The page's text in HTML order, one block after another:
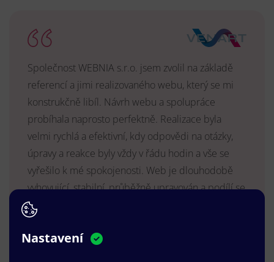
Společnost WEBNIA s.r.o. jsem zvolil na základě
referencí a jimi realizovaného webu, který se mi
konstrukčně libíl. Návrh webu a spolupráce
probíhala naprosto perfektně. Realizace byla
velmi rychlá a efektivní, kdy odpovědi na otázky,
úpravy a reakce byly vždy v řádu hodin a vše se
vyřešilo k mé spokojenosti. Web je dlouhodobě
vyhovující, stabilní, průběžně upravován a podílí se
na pozitivním vnímání naší značky.
MUDr. Radek Vyšohlíd
VENART s.r.o.
Nastavení